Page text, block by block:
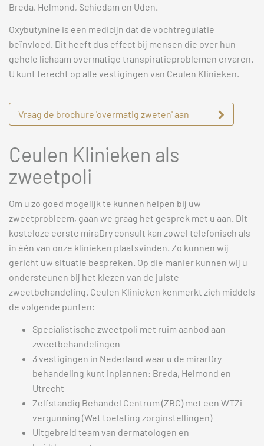
Breda, Helmond, Schiedam en Uden.
Oxybutynine is een medicijn dat de vochtregulatie
beïnvloed. Dit heeft dus effect bij mensen die over hun
gehele lichaam overmatige transpiratieproblemen ervaren.
U kunt terecht op alle vestigingen van Ceulen Klinieken.
Vraag de brochure 'overmatig zweten' aan
Ceulen Klinieken als
zweetpoli
Om u zo goed mogelijk te kunnen helpen bij uw
zweetprobleem, gaan we graag het gesprek met u aan. Dit
kosteloze eerste miraDry consult kan zowel telefonisch als
in één van onze klinieken plaatsvinden. Zo kunnen wij
gericht uw situatie bespreken. Op die manier kunnen wij u
ondersteunen bij het kiezen van de juiste
zweetbehandeling. Ceulen Klinieken kenmerkt zich middels
de volgende punten:
Specialistische zweetpoli met ruim aanbod aan
zweetbehandelingen
3 vestigingen in Nederland waar u de mirarDry
behandeling kunt inplannen: Breda, Helmond en
Utrecht
Zelfstandig Behandel Centrum (ZBC) met een WTZi-
vergunning (Wet toelating zorginstellingen)
Uitgebreid team van dermatologen en